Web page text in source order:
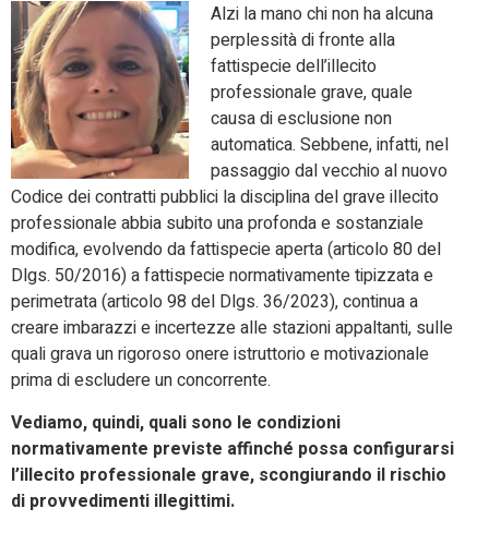
Alzi la mano chi non ha alcuna
perplessità di fronte alla
fattispecie dell’illecito
professionale grave, quale
causa di esclusione non
automatica.Sebbene, infatti, nel
passaggio dal vecchio al nuovo
Codice dei contratti pubblici la disciplina del grave illecito
professionale abbia subito una profonda e sostanziale
modifica, evolvendo da fattispecie aperta (articolo 80 del
Dlgs. 50/2016) a fattispecie normativamente tipizzata e
perimetrata (articolo 98 del Dlgs. 36/2023), continua a
creare imbarazzi e incertezze alle stazioni appaltanti, sulle
quali grava un rigoroso onere istruttorio e motivazionale
prima di escludere un concorrente.
Vediamo, quindi, quali sono le condizioni
normativamente previste affinché possa configurarsi
l’illecito professionale grave, scongiurando il rischio
di provvedimenti illegittimi.